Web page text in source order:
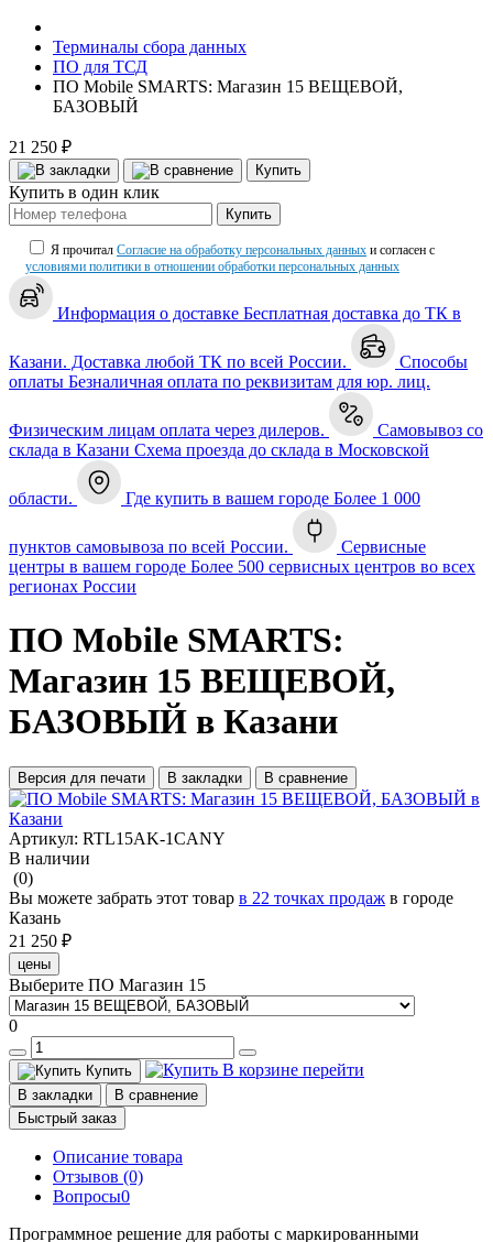
Терминалы сбора данных
ПО для ТСД
ПО Mobile SMARTS: Магазин 15 ВЕЩЕВОЙ,
БАЗОВЫЙ
21 250 ₽
Купить
Купить в один клик
Купить
Я прочитал Согласие на обработку персональных данных и согласен с
условиями политики в отношении обработки персональных данных
Информация о доставке Бесплатная доставка до ТК в
Казани. Доставка любой ТК по всей России.
Способы
оплаты Безналичная оплата по реквизитам для юр. лиц.
Физическим лицам оплата через дилеров.
Самовывоз со
склада в Казани Схема проезда до склада в Московской
области. Где купить в вашем городе Более 1 000
пунктов самовывоза по всей России.
Сервисные
центры в вашем городе Более 500 сервисных центров во всех
регионах России
ПО Mobile SMARTS:
Магазин 15 ВЕЩЕВОЙ,
БАЗОВЫЙ в Казани
Версия для печати В закладки В сравнение
Артикул: RTL15AK-1CANY
В наличии
(0)
Вы можете забрать этот товар в 22 точках продаж в городе
Казань
21 250 ₽
цены
Выберите ПО Магазин 15
0
Купить В корзине перейти
В закладки
В сравнение
Быстрый заказ
Описание товара
Отзывов (0)
Вопросы0
Программное решение для работы с маркированными